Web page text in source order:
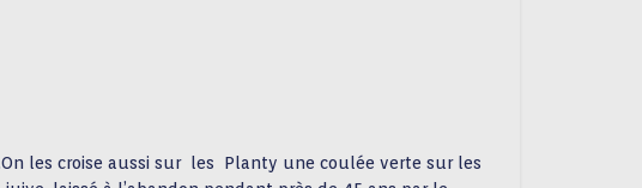
les croise aussi sur les Planty une coulée verte sur les